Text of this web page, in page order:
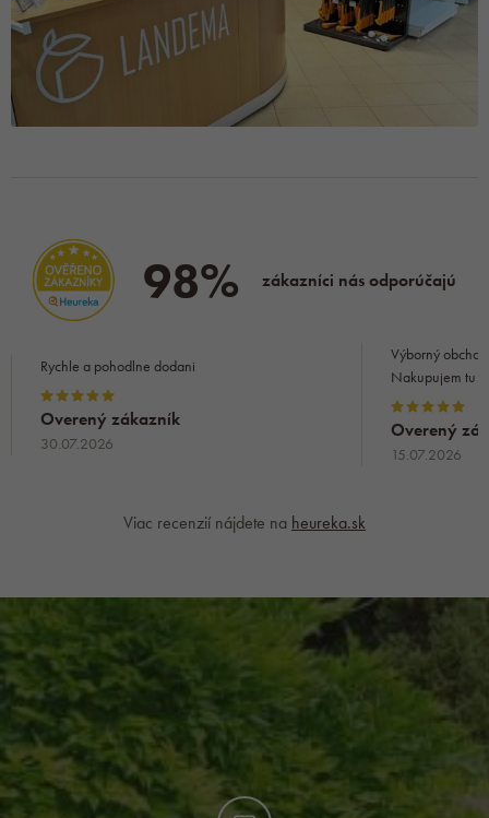
98% zákazníci nás odporúčajú
Rychle a pohodlne dodani
Overený zákazník
30.07.2026
Výborný
Nakupujem tu
Overený
15.07.2026
Viac recenzií nájdete na heureka.sk